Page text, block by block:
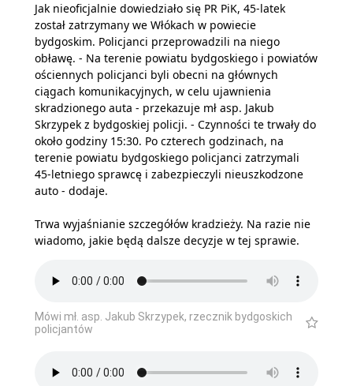
Jak nieoficjalnie dowiedziało się PR PiK, 45-latek
został zatrzymany we Włókach w powiecie
bydgoskim. Policjanci przeprowadzili na niego
obławę. - Na terenie powiatu bydgoskiego i powiatów
ościennych policjanci byli obecni na głównych
ciągach komunikacyjnych, w celu ujawnienia
skradzionego auta - przekazuje mł asp. Jakub
Skrzypek z bydgoskiej policji. - Czynności te trwały do
około godziny 15:30. Po czterech godzinach, na
terenie powiatu bydgoskiego policjanci zatrzymali
45-letniego sprawcę i zabezpieczyli nieuszkodzone
auto - dodaje.
Trwa wyjaśnianie szczegółów kradzieży. Na razie nie
wiadomo, jakie będą dalsze decyzje w tej sprawie.
Mówi mł. asp. Jakub Skrzypek, rzecznik bydgoskich
policjantów